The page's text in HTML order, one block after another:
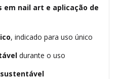
em nail art e aplicação de
, indicado para uso único
durante o uso